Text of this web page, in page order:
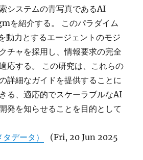
Challenges に
システムの青写真であるAI
を紹介する。 このパラダイム
動力とするエージェントのモジ
チャを採用し、情報要求の完全
応する。 この研究は、これらの
詳細なガイドを提供することに
る、適応的でスケーラブルなAI
発を知らせることを目的として
データ）
(Fri, 20 Jun 2025